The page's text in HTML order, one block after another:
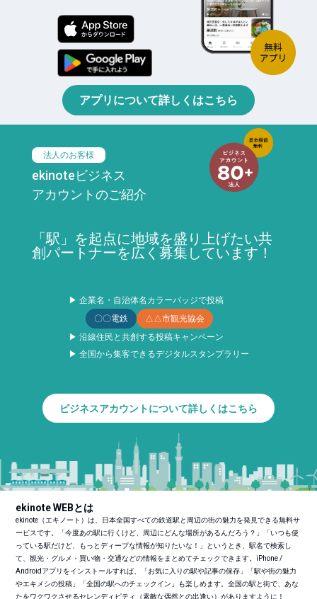
アプリについて詳しくはこちら
法人のお客様
ekinoteビジネス
アカウントのご紹介
「駅」を起点に地域を盛り上げたい共
創パートナーを広く募集しています！
▶ 企業名・自治体名カラーバッジで投稿
〇〇電鉄
△△市観光協会
▶ 沿線住民と共創する投稿キャンペーン
▶ 全国から集客できるデジタルスタンプラリー
ビジネスアカウントについて詳しくはこちら
ekinote WEBとは
ekinote（エキノート）は、日本全国すべての鉄道駅と周辺の街の魅力を発見できる無料サ
ービスです。「今度あの駅に行くけど、周辺にどんな場所があるんだろう？」「いつも使
っている駅だけど、もっとディープな情報が知りたいな！」というとき、駅名で検索し
て、観光・グルメ・買い物・交通などの情報をまとめてチェックできます。iPhone /
Androidアプリをインストールすれば、「お気に入りの駅や記事の保存」「駅や街の魅力
やエキメシの投稿」「全国の駅へのチェックイン」も楽しめます。全国の駅と街で、あな
たをワクワクさせるセレンディピティ（素敵な偶然との出逢い）がありますように！